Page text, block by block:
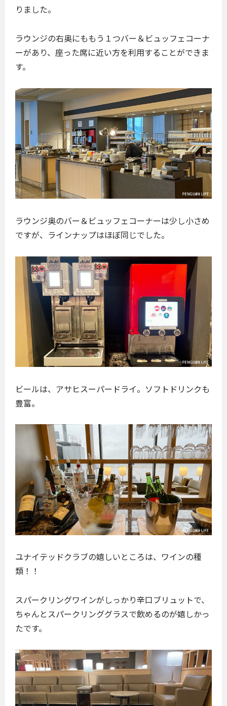
りました。
ラウンジの右奥にももう１つバー＆ビュッフェコーナ
ーがあり、座った席に近い方を利用することができま
す。
ラウンジ奥のバー＆ビュッフェコーナーは少し小さめ
ですが、ラインナップはほぼ同じでした。
ビールは、アサヒスーパードライ。ソフトドリンクも
豊富。
ユナイテッドクラブの嬉しいところは、ワインの種
類！！
スパークリングワインがしっかり辛口ブリュットで、
ちゃんとスパークリンググラスで飲めるのが嬉しかっ
たです。